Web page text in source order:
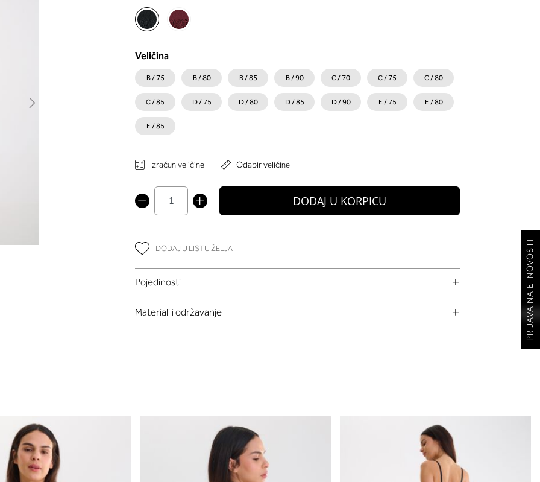
Veličina
B / 75 B / 80 B / 85 B / 90 C / 70 C / 75 C / 80
C / 85 D / 75 D / 80 D / 85 D / 90 E / 75 E / 80
E / 85
Izračun veličine Odabir veličine
DODAJ U KORPICU
DODAJ U LISTU ŽELJA
Pojedinosti
Materiali i održavanje PRIJAVA NA E-NOVOSTI